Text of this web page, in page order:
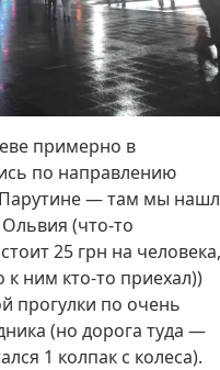
примерно в
по направлению
— там мы
(что-то
25 грн на человека,
к ним кто-то приехал))
прогулки по очень
(но дорога туда —
1 колпак с колеса).